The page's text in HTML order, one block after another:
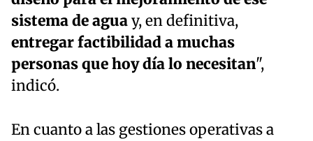
sistema de aguay, en definitiva,
entregar factibilidad a muchas
personas que hoy día lo necesitan",
indicó.
En cuanto a las gestiones operativas a